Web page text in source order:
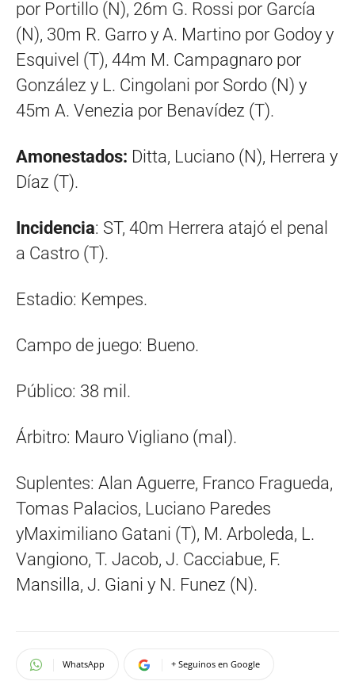
por Portillo (N), 26m G. Rossi por García
(N), 30m R. Garro y A. Martino por Godoy y
Esquivel (T), 44m M. Campagnaro por
González y L. Cingolani por Sordo (N) y
45m A. Venezia por Benavídez (T).
Amonestados: Ditta, Luciano (N), Herrera y
Díaz (T).
Incidencia: ST, 40m Herrera atajó el penal
a Castro (T).
Estadio: Kempes.
Campo de juego: Bueno.
Público: 38 mil.
Árbitro: Mauro Vigliano (mal).
Suplentes: Alan Aguerre, Franco Fragueda,
Tomas Palacios, Luciano Paredes
yMaximiliano Gatani (T), M. Arboleda, L.
Vangiono, T. Jacob, J. Cacciabue, F.
Mansilla, J. Giani y N. Funez (N).
WhatsApp + Seguinos en Google